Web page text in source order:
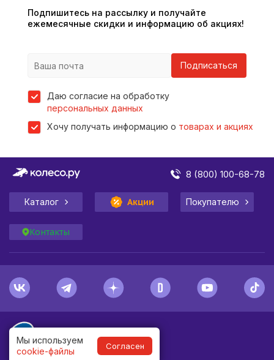
Мы используем
cookie-файлы
Согласен
Подпишитесь на рассылку и получайте
ежемесячные скидки и информацию об акциях!
Подписаться
Даю согласие на обработку
персональных данных
Хочу получать информацию о товарах и акциях
8 (800) 100-68-78
Каталог Акции Покупателю
Контакты